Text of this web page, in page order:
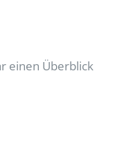
einen Überblick